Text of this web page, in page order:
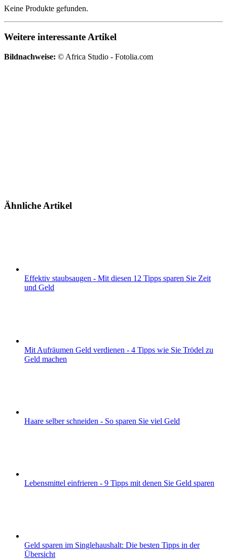
Keine Produkte gefunden.
Weitere interessante Artikel
Bildnachweise: © Africa Studio - Fotolia.com
Ähnliche Artikel
Effektiv staubsaugen - Mit diesen 12 Tipps sparen Sie Zeit
und Geld
Mit Aufräumen Geld verdienen - 4 Tipps wie Sie Trödel zu
Geld machen
Haare selber schneiden - So sparen Sie viel Geld
Lebensmittel einfrieren - 9 Tipps mit denen Sie Geld sparen
Geld sparen im Singlehaushalt: Die besten Tipps in der
Übersicht